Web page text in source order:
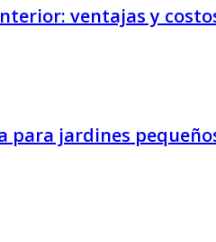
ventajas y
para jardines